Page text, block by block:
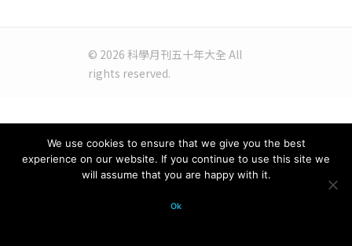
© 2026 科學月刊五十年大全 All
rights reserved.
We use cookies to ensure that we give you the best
experience on our website. If you continue to use this site we
will assume that you are happy with it.
Ok